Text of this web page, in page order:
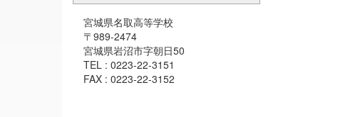
宮城県名取高等学校
〒989-2474
宮城県岩沼市字朝日50
TEL : 0223-22-3151
FAX : 0223-22-3152